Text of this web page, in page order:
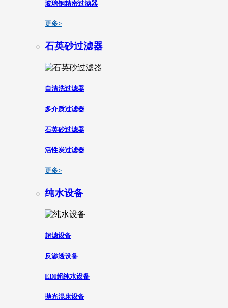
玻璃钢精密过滤器
更多>
石英砂过滤器
自清洗过滤器
多介质过滤器
石英砂过滤器
活性炭过滤器
更多>
纯水设备
超滤设备
反渗透设备
EDI超纯水设备
抛光混床设备